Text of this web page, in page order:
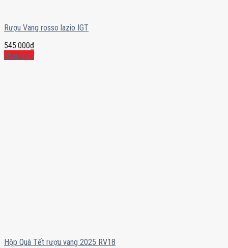
Rượu Vang rosso lazio IGT
545.000₫
Mua ngay
Hộp Quà Tết rượu vang 2025 RV18